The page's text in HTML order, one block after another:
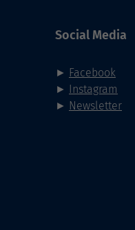
Social Media
► Facebook
► Instagram
► Newsletter